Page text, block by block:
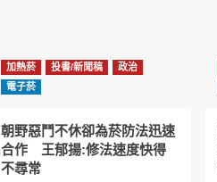
加熱菸 投書/新聞稿
政治
電子菸
朝野惡鬥不休卻為菸防法迅速
合作 王郁揚:修法速度快得
不尋常